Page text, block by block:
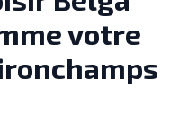
votre